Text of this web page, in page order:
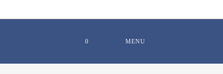
to
0 MENU